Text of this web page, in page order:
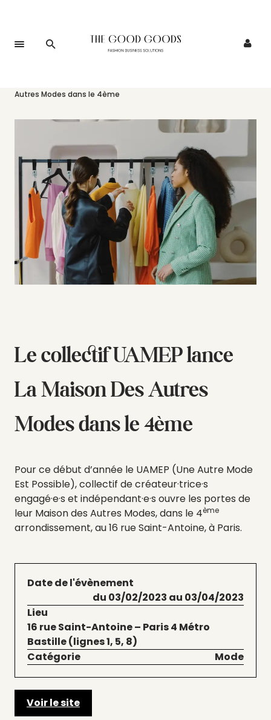
Autres Modes dans le 4ème
Le collectif UAMEP lance
La Maison Des Autres
Modes dans le 4ème
Pour ce début d’année le UAMEP (Une Autre Mode
Est Possible), collectif de créateur·trice·s
engagé·e·s et indépendant·e·s ouvre les portes de
leur Maison des Autres Modes, dans le 4ème
arrondissement, au 16 rue Saint-Antoine, à Paris.
Date de l'évènement
du 03/02/2023 au 03/04/2023
Lieu
16 rue Saint-Antoine – Paris 4 Métro
Bastille (lignes 1, 5, 8)
Catégorie
Mode
Voir le site